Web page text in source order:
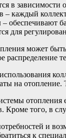
в зависимости
– каждый
обеспечивают
для
может
распределение
на
Кроме того, в
и
к